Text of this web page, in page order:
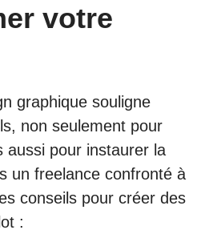
votre
graphique souligne
non seulement pour
aussi pour instaurer la
un freelance confronté à
conseils pour créer des
: